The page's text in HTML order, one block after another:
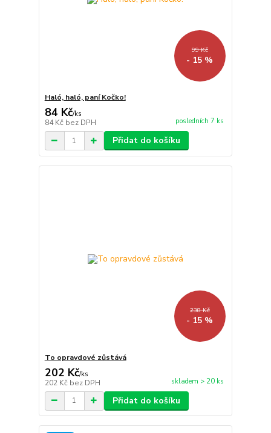
99 Kč
- 15 %
Haló, haló, paní Kočko!
84 Kč/ks
84 Kč bez DPH posledních 7 ks
Přidat do košíku
238 Kč
- 15 %
To opravdové zůstává
202 Kč/ks
202 Kč bez DPH skladem > 20 ks
Přidat do košíku